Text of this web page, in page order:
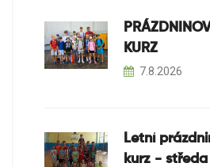
KURZ
7.8.2026
Letní
kurz - středa